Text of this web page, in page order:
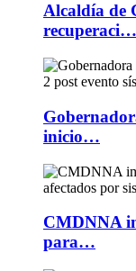
Alcaldía de
recuperaci…
inicio…
CMDNNA
para…